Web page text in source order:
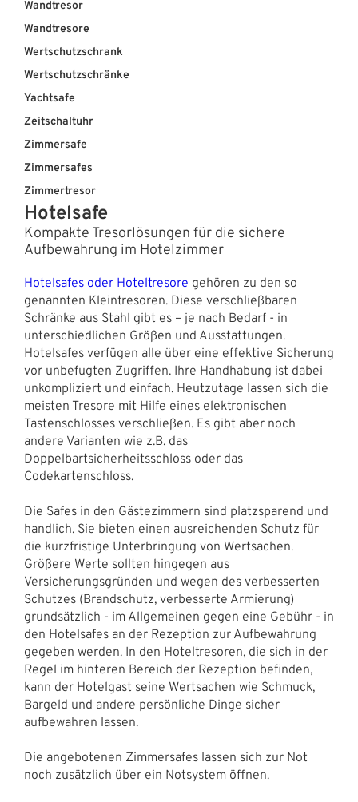
Wandtresor
Wandtresore
Wertschutzschrank
Wertschutzschränke
Yachtsafe
Zeitschaltuhr
Zimmersafe
Zimmersafes
Zimmertresor
Hotelsafe
Kompakte Tresorlösungen für die sichere
Aufbewahrung im Hotelzimmer
Hotelsafes oder Hoteltresore gehören zu den so
genannten Kleintresoren. Diese verschließbaren
Schränke aus Stahl gibt es – je nach Bedarf - in
unterschiedlichen Größen und Ausstattungen.
Hotelsafes verfügen alle über eine effektive Sicherung
vor unbefugten Zugriffen. Ihre Handhabung ist dabei
unkompliziert und einfach. Heutzutage lassen sich die
meisten Tresore mit Hilfe eines elektronischen
Tastenschlosses verschließen. Es gibt aber noch
andere Varianten wie z.B. das
Doppelbartsicherheitsschloss oder das
Codekartenschloss.
Die Safes in den Gästezimmern sind platzsparend und
handlich. Sie bieten einen ausreichenden Schutz für
die kurzfristige Unterbringung von Wertsachen.
Größere Werte sollten hingegen aus
Versicherungsgründen und wegen des verbesserten
Schutzes (Brandschutz, verbesserte Armierung)
grundsätzlich - im Allgemeinen gegen eine Gebühr - in
den Hotelsafes an der Rezeption zur Aufbewahrung
gegeben werden. In den Hoteltresoren, die sich in der
Regel im hinteren Bereich der Rezeption befinden,
kann der Hotelgast seine Wertsachen wie Schmuck,
Bargeld und andere persönliche Dinge sicher
aufbewahren lassen.
Die angebotenen Zimmersafes lassen sich zur Not
noch zusätzlich über ein Notsystem öffnen.